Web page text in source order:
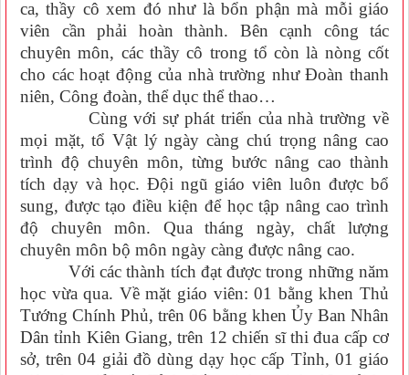
ca, thầy cô xem đó như là bổn phận mà mỗi giáo
viên cần phải hoàn thành. Bên cạnh công tác
chuyên môn, các thầy cô trong tổ còn là nòng cốt
cho các hoạt động của nhà trường như Đoàn thanh
niên, Công đoàn, thể dục thể thao…
Cùng với sự phát triển của nhà trường về
mọi mặt, tổ Vật lý ngày càng chú trọng nâng cao
trình độ chuyên môn, từng bước nâng cao thành
tích dạy và học. Đội ngũ giáo viên luôn được bổ
sung, được tạo điều kiện để học tập nâng cao trình
độ chuyên môn. Qua tháng ngày, chất lượng
chuyên môn bộ môn ngày càng được nâng cao.
Với các thành tích đạt được trong những năm
học vừa qua. Về mặt giáo viên: 01 bằng khen Thủ
Tướng Chính Phủ, trên 06 bằng khen Ủy Ban Nhân
Dân tỉnh Kiên Giang, trên 12 chiến sĩ thi đua cấp cơ
sở, trên 04 giải đồ dùng dạy học cấp Tỉnh, 01 giáo